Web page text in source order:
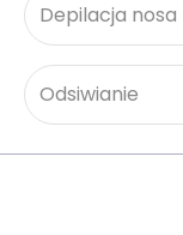
Depilacja nosa
Odsiwianie